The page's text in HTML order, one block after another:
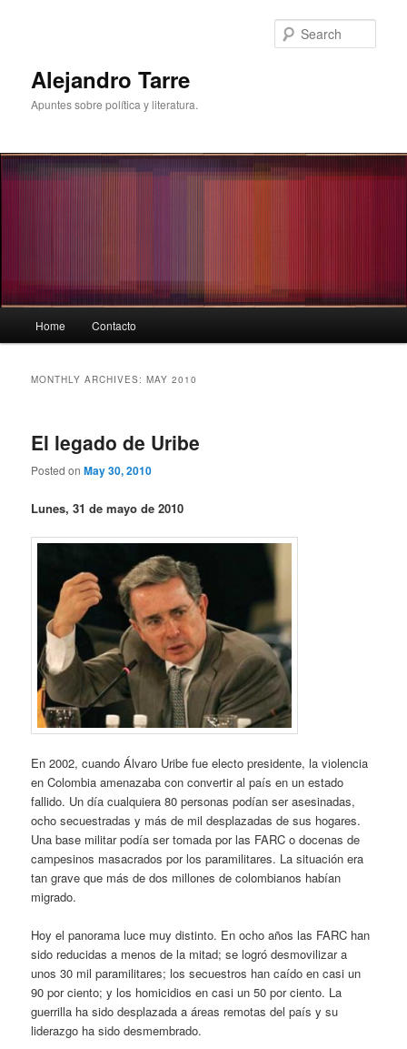
Alejandro Tarre
Apuntes sobre política y literatura.
Home Contacto
MONTHLY ARCHIVES:MAY 2010
El legado de Uribe
Posted onMay 30, 2010
Lunes, 31 de mayo de 2010
En 2002, cuando Álvaro Uribe fue electo presidente, la violencia
en Colombia amenazaba con convertir al país en un estado
fallido. Un día cualquiera 80 personas podían ser asesinadas,
ocho secuestradas y más de mil desplazadas de sus hogares.
Una base militar podía ser tomada por las FARC o docenas de
campesinos masacrados por los paramilitares. La situación era
tan grave que más de dos millones de colombianos habían
migrado.
Hoy el panorama luce muy distinto. En ocho años las FARC han
sido reducidas a menos de la mitad; se logró desmovilizar a
unos 30 mil paramilitares; los secuestros han caído en casi un
90 por ciento; y los homicidios en casi un 50 por ciento. La
guerrilla ha sido desplazada a áreas remotas del país y su
liderazgo ha sido desmembrado.